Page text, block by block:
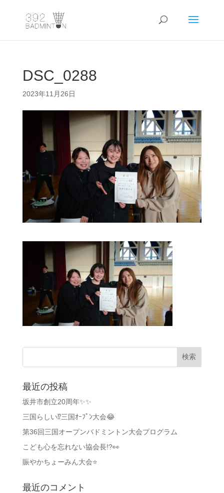
DSC_0288
2023年11月26日
最近の投稿
坂井市創立20周年✨✨
三国らしい⁉️三国ｵｰﾌﾟﾝ大会😂
第36回三国オープンバドミントン大会プログラム
こども心を忘れない協会長!?👀
賑やかちょーみん大会⭐
最近のコメント